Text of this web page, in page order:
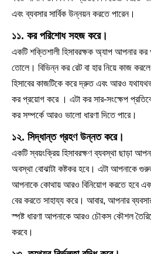
এবং ব্যবসার সার্বিক উন্নয়ন করতে পারেন।
১১. কর পরিশোধ সহজ করে।
একটি শক্তিশালী হিসাবরক্ষক অ্যাপ আপনার
তোলে। বিভিন্ন কর রেট বা হার নিয়ে কাজ করলে
হিসাবের কাজটিকে করে দ্রুত এবং আরও
কর প্রয়োগ করে । এটা কর সার-সংক্ষেপ
কর সম্পর্কে আরও ভালো ধারণা দিতে পারে।
১২. সিদ্ধান্ত গ্রহণ উন্নত করে।
একটি স্বয়ংক্রিয় হিসাবরক্ষণ ব্যবস্থা ছাড়া
অবস্থা বোঝাটা কষ্টকর হবে। এটা আপনাকে
আপনাকে কোথায় আরও বিনিয়োগ করতে হবে
বের করতে সাহায্য করে। আবার, আপনার
স্পষ্ট ধারণা আপনাকে আরও চৌকস কৌশল
করবে।